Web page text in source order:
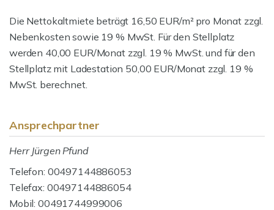
Die Nettokaltmiete beträgt 16,50 EUR/m² pro Monat zzgl.
Nebenkosten sowie 19 % MwSt. Für den Stellplatz
werden 40,00 EUR/Monat zzgl. 19 % MwSt. und für den
Stellplatz mit Ladestation 50,00 EUR/Monat zzgl. 19 %
MwSt. berechnet.
Ansprechpartner
Herr Jürgen Pfund
Telefon: 00497144886053
Telefax: 00497144886054
Mobil: 00491744999006